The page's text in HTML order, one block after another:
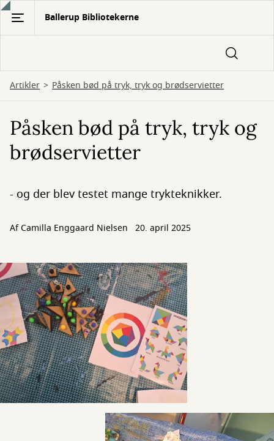
Gå
hovedindhold
Ballerup Bibliotekerne
Artikler Påsken bød på tryk, tryk og brødservietter
Påsken bød på tryk, tryk og
brødservietter
- og der blev testet mange trykteknikker.
AfCamilla Enggaard Nielsen 20. april 2025